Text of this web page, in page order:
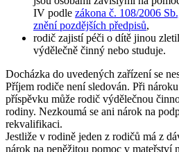
IV podle zákona č. 108/2006
znění pozdějších předpisů,
rodič zajistí péči o dítě jinou
výdělečně činný nebo studuje.
Docházka do uvedených zařízení se
Příjem rodiče není sledován. Při
příspěvku může rodič výdělečnou
rodiny. Nezkoumá se ani nárok na
rekvalifikaci.
Jestliže v rodině jeden z rodičů má z
nárok na peněžitou pomoc v mateřství